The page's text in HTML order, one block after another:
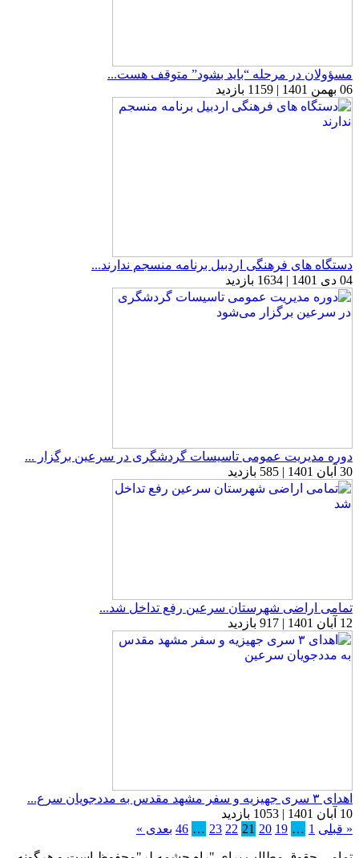
مسؤولان در مرحله “باید بشود” متوقف هست...
06 بهمن 1401 | 1159 بازدید
دستگاه های فرهنگی اردبیل برنامه منسجم ندارند...
04 دی 1401 | 1634 بازدید
دوره مدیریت عمومی تاسیسات گردشگری در سرعین برگزار ...
30 آبان 1401 | 585 بازدید
تمامی اراضی شهرستان سرعین رفع تداخل شد...
12 آبان 1401 | 917 بازدید
اهدای ۳ سری جهیزیه و سفر مشهد مقدس به مددجویان سرع...
10 آبان 1401 | 1053 بازدید
« قبلی 1
…
19
20
21
22
23
…
46 بعدی »